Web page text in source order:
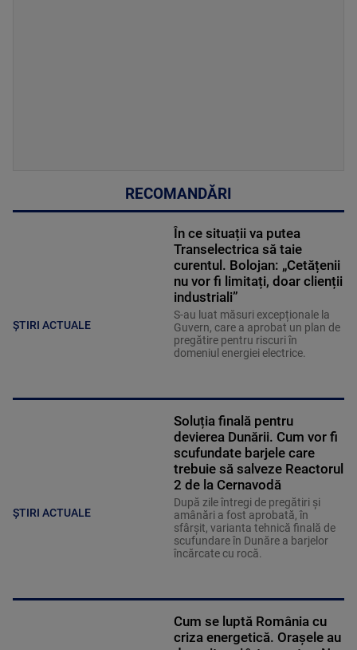
RECOMANDĂRI
ȘTIRI ACTUALE
În ce situații va putea
Transelectrica să taie
curentul. Bolojan: „Cetățenii
nu vor fi limitați, doar clienții
industriali”
S-au luat măsuri excepționale la
Guvern, care a aprobat un plan de
pregătire pentru riscuri în
domeniul energiei electrice.
ȘTIRI ACTUALE
Soluția finală pentru
devierea Dunării. Cum vor fi
scufundate barjele care
trebuie să salveze Reactorul
2 de la Cernavodă
După zile întregi de pregătiri și
amânări a fost aprobată, în
sfârșit, varianta tehnică finală de
scufundare în Dunăre a barjelor
încărcate cu rocă.
Cum se luptă România cu
criza energetică. Orașele au